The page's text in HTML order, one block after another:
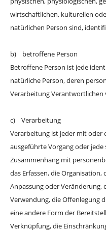
wirtschaftlichen, kulturellen
natürlichen Person sind,
b) betroffene Person
Betroffene Person ist jede
natürliche Person, deren
Verarbeitung
c) Verarbeitung
Verarbeitung ist jeder mit oder
ausgeführte Vorgang oder jede
Zusammenhang mit
das Erfassen, die Organisation,
Anpassung oder Veränderung,
Verwendung, die Offenlegung
eine andere Form der
Verknüpfung, die